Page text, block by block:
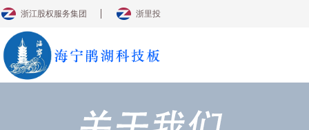
浙江股权服务集团 浙里投